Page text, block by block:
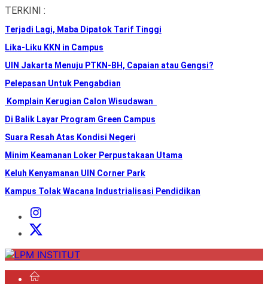
Skip
the
content
TERKINI :
Terjadi Lagi, Maba Dipatok Tarif Tinggi
Lika-Liku KKN in Campus
UIN Jakarta Menuju PTKN-BH, Capaian atau Gengsi?
Pelepasan Untuk Pengabdian
Komplain Kerugian Calon Wisudawan
Di Balik Layar Program Green Campus
Suara Resah Atas Kondisi Negeri
Minim Keamanan Loker Perpustakaan Utama
Keluh Kenyamanan UIN Corner Park
Kampus Tolak Wacana Industrialisasi Pendidikan
Instagram
Institut
X
LPM